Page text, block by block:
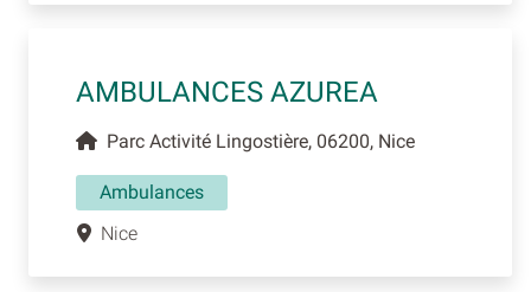
AMBULANCES AZUREA
Parc Activité Lingostière, 06200, Nice
Ambulances
Nice